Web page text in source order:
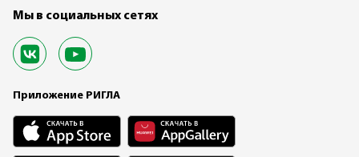
Мы в социальных сетях
Приложение РИГЛА